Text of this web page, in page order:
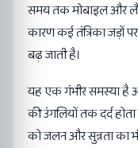
समय तक मोबाइल और
कारण कई तंत्रिका जड़ों
बढ़ जाती है।
यह एक गंभीर समस्या है
की उंगलियों तक दर्द
को जलन और सुन्नता का